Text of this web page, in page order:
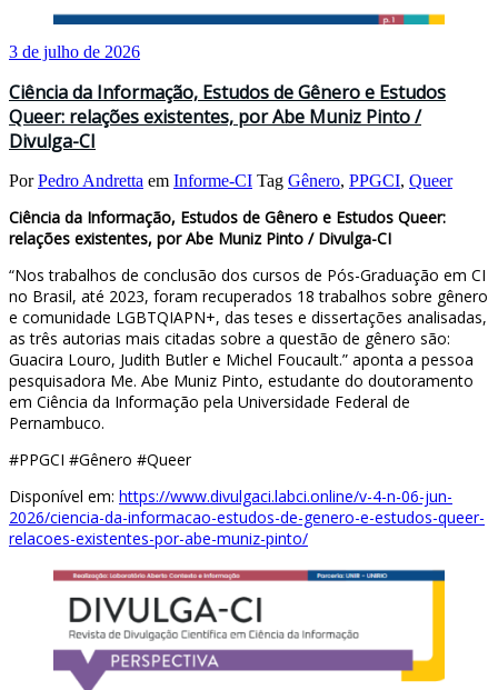
3 de julho de 2026
Ciência da Informação, Estudos de Gênero e Estudos
Queer: relações existentes, por Abe Muniz Pinto /
Divulga-CI
PorPedro Andretta em Informe-CI Tag Gênero, PPGCI, Queer
Ciência da Informação, Estudos de Gênero e Estudos Queer:
relações existentes, por Abe Muniz Pinto / Divulga-CI
“Nos trabalhos de conclusão dos cursos de Pós-Graduação em CI
no Brasil, até 2023, foram recuperados 18 trabalhos sobre gênero
e comunidade LGBTQIAPN+, das teses e dissertações analisadas,
as três autorias mais citadas sobre a questão de gênero são:
Guacira Louro, Judith Butler e Michel Foucault.” aponta a pessoa
pesquisadora Me. Abe Muniz Pinto, estudante do doutoramento
em Ciência da Informação pela Universidade Federal de
Pernambuco.
#PPGCI #Gênero #Queer
Disponível em: https://www.divulgaci.labci.online/v-4-n-06-jun-
2026/ciencia-da-informacao-estudos-de-genero-e-estudos-queer-
relacoes-existentes-por-abe-muniz-pinto/